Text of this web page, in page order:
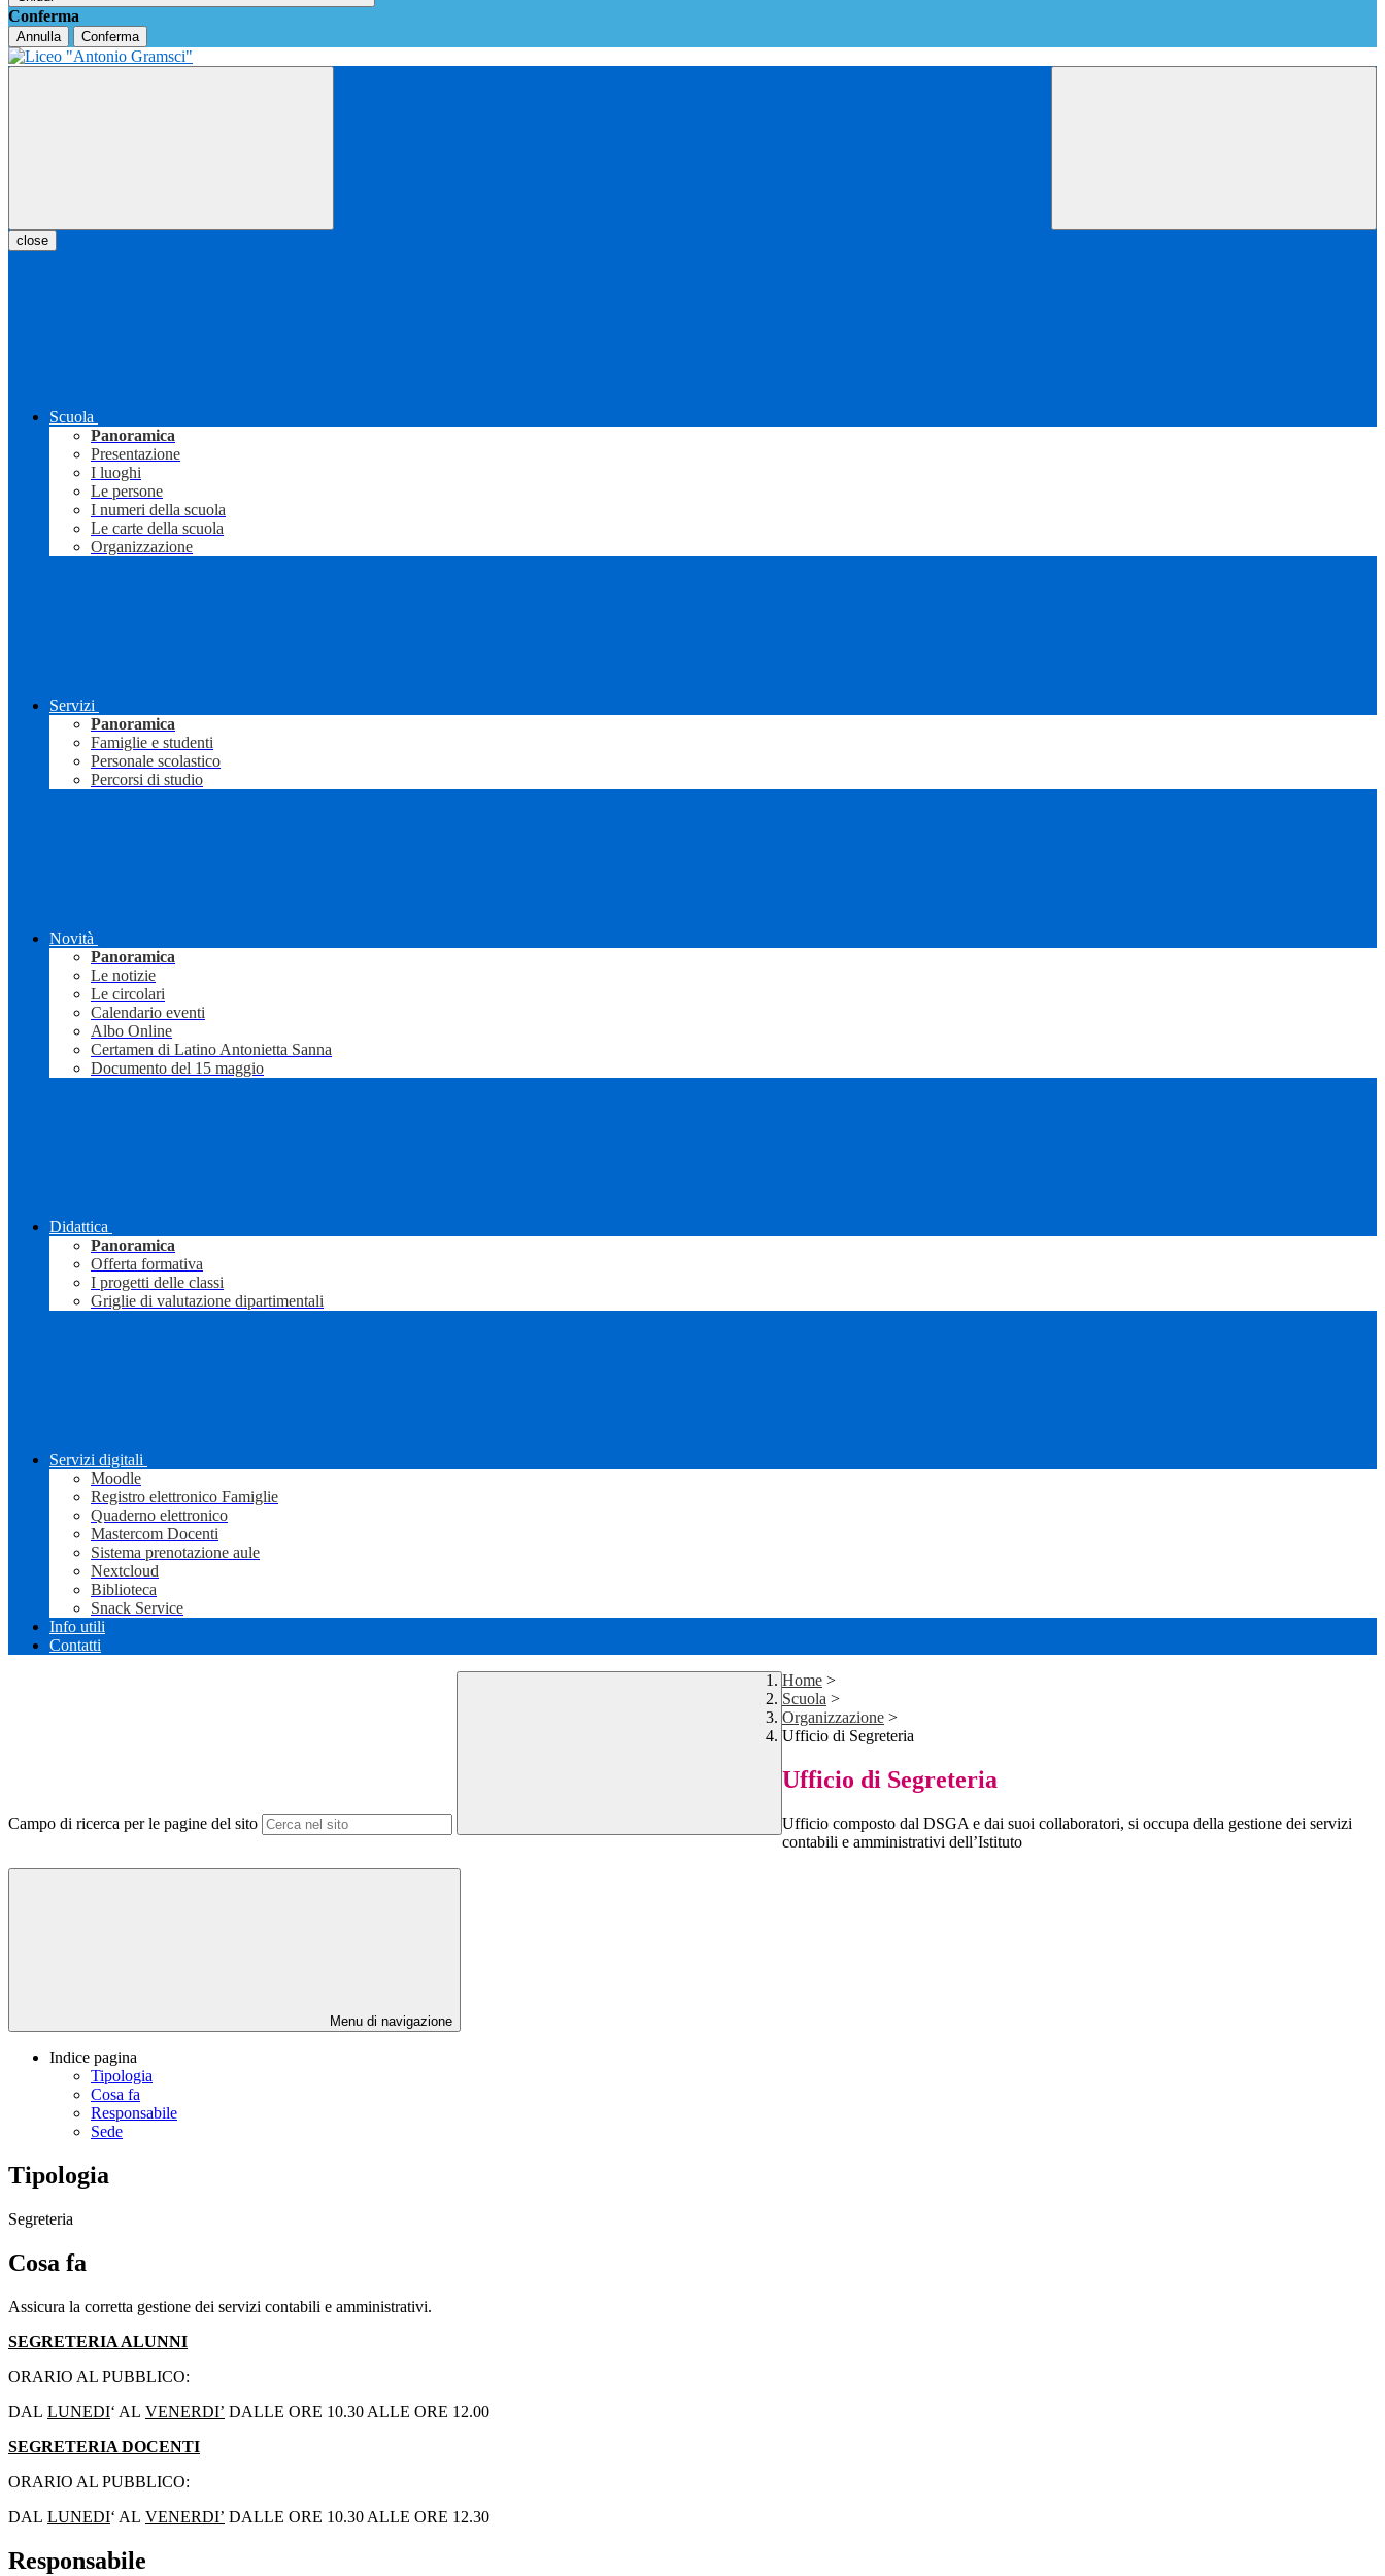
Conferma
Annulla Conferma
close
Scuola
Panoramica
Presentazione
I luoghi
Le persone
I numeri della scuola
Le carte della scuola
Organizzazione
Servizi
Panoramica
Famiglie e studenti
Personale scolastico
Percorsi di studio
Novità
Panoramica
Le notizie
Le circolari
Calendario eventi
Albo Online
Certamen di Latino Antonietta Sanna
Documento del 15 maggio
Didattica
Panoramica
Offerta formativa
I progetti delle classi
Griglie di valutazione dipartimentali
Servizi digitali
Moodle
Registro elettronico Famiglie
Quaderno elettronico
Mastercom Docenti
Sistema prenotazione aule
Nextcloud
Biblioteca
Snack Service
Info utili
Contatti
Campo di ricerca per le pagine del sito
Home >
Scuola >
Organizzazione >
Ufficio di Segreteria
Ufficio di Segreteria
Ufficio composto dal DSGA e dai suoi collaboratori, si occupa della gestione dei servizi
contabili e amministrativi dell’Istituto
Menu di navigazione
Indice pagina
Tipologia
Cosa fa
Responsabile
Sede
Tipologia
Segreteria
Cosa fa
Assicura la corretta gestione dei servizi contabili e amministrativi.
SEGRETERIA ALUNNI
ORARIO AL PUBBLICO:
DAL LUNEDI‘ AL VENERDI’ DALLE ORE 10.30 ALLE ORE 12.00
SEGRETERIA DOCENTI
ORARIO AL PUBBLICO:
DAL LUNEDI‘ AL VENERDI’ DALLE ORE 10.30 ALLE ORE 12.30
Responsabile